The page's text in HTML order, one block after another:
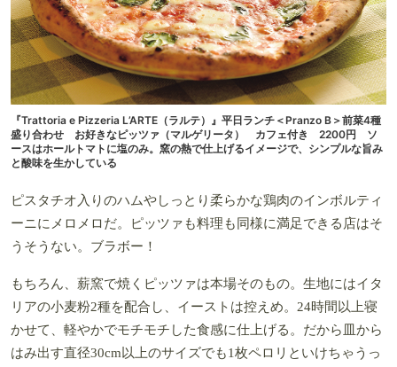
『Trattoria e Pizzeria L’ARTE（ラルテ）』平日ランチ＜Pranzo B＞前菜4種
盛り合わせ お好きなピッツァ（マルゲリータ） カフェ付き 2200円 ソ
ースはホールトマトに塩のみ。窯の熱で仕上げるイメージで、シンプルな旨み
と酸味を生かしている
ピスタチオ入りのハムやしっとり柔らかな鶏肉のインボルティ
ーニにメロメロだ。ピッツァも料理も同様に満足できる店はそ
うそうない。ブラボー！
もちろん、薪窯で焼くピッツァは本場そのもの。生地にはイタ
リアの小麦粉2種を配合し、イーストは控えめ。24時間以上寝
かせて、軽やかでモチモチした食感に仕上げる。だから皿から
はみ出す直径30cm以上のサイズでも1枚ペロリといけちゃうっ